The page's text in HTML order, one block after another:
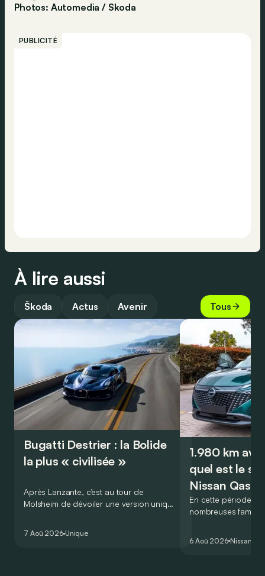
Photos: Automedia / Skoda
PUBLICITÉ
À lire aussi
Škoda Actus Avenir Tous
Bugatti Destrier : la Bolide
la plus « civilisée »
Après Lanzante, c’est au tour de
Molsheim de dévoiler une version unique
7 Aoû 2026 Unique
1.980 km
quel est le
Nissan
En cette période
nombreuses
Qashqai e-Power,
6 Aoû 2026 Nissan